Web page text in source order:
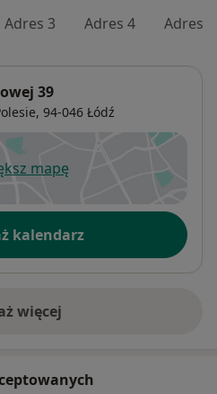
Adres 3 Adres 4 Adres 5
39
, 94-046 Łódź
mapę
otwiera się w nowej karcie
kalendarz
więcej
o adresie